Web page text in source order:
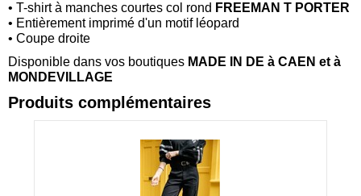
• T-shirt à manches courtes col rond FREEMAN T PORTER
• Entièrement imprimé d'un motif léopard
• Coupe droite
Disponible dans vos boutiques MADE IN DE à CAEN et à
MONDEVILLAGE
Produits complémentaires